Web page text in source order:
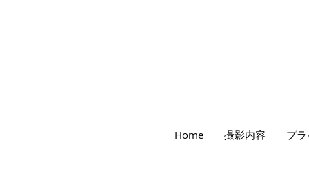
Home 撮影内容 プ